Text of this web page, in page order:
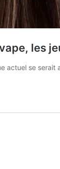
les
actuel se